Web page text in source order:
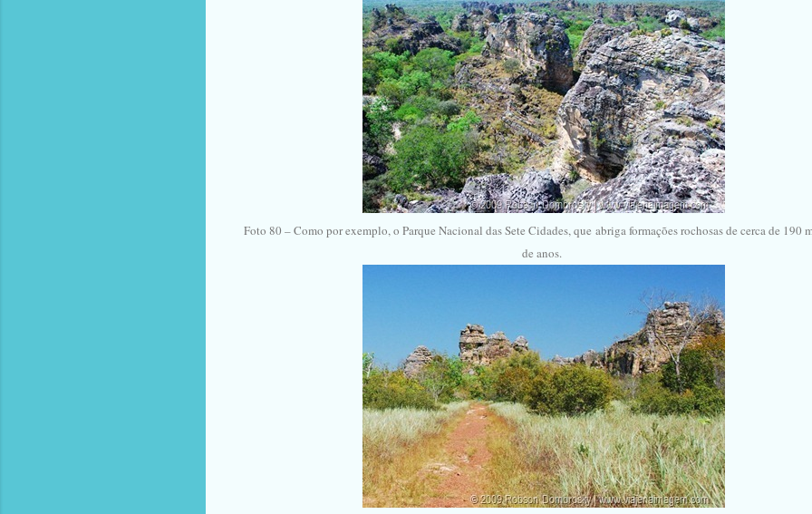
Foto 80 – Como por exemplo, o Parque Nacional das Sete Cidades, que abriga formações rochosas de cerca de 190
de anos.